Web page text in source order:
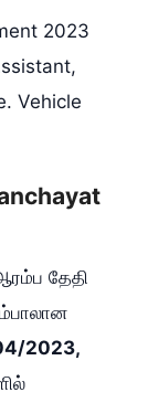
2023
Vehicle
தேதி
2023,